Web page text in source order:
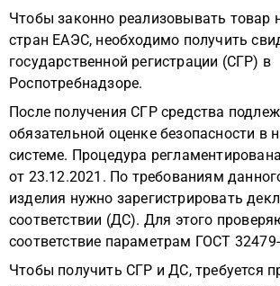
Чтобы законно реализовывать товар
стран ЕАЭС, необходимо получить
государственной регистрации (СГР) в
Роспотребнадзоре.
После получения СГР средства
обязательной оценке безопасности в
системе. Процедура
от 23.12.2021. По требованиям
изделия нужно зарегистрировать
соответствии (ДС). Для этого
соответствие параметрам ГОСТ
Чтобы получить СГР и ДС, требуется